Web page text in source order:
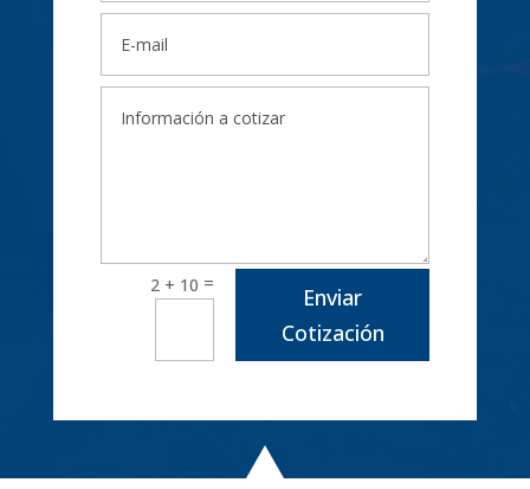
2 + 10 =
Enviar
Cotización